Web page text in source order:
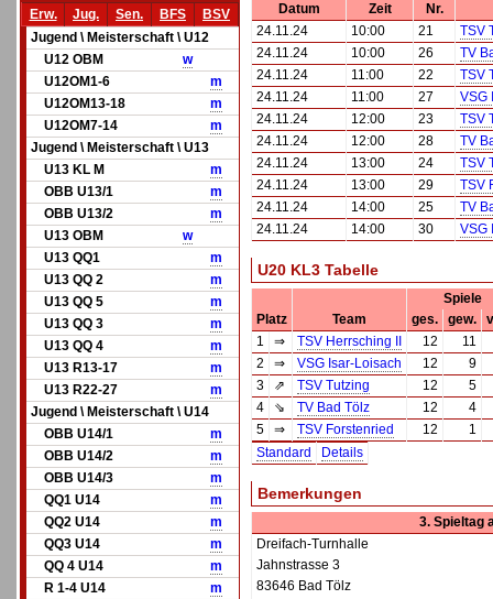
Erw.
Jug. Sen. BFS
BSV
Jugend \ Meisterschaft \ U12
U12 OBM
w
U12OM1-6
m
U12OM13-18
m
U12OM7-14
m
Jugend \ Meisterschaft \ U13
U13 KL M
m
OBB U13/1
m
OBB U13/2
m
U13 OBM
w
U13 QQ1
m
U13 QQ 2
m
U13 QQ 5
m
U13 QQ 3
m
U13 QQ 4
m
U13 R13-17
m
U13 R22-27
m
Jugend \ Meisterschaft \ U14
OBB U14/1
m
OBB U14/2
m
OBB U14/3
m
QQ1 U14
m
QQ2 U14
m
QQ3 U14
m
QQ 4 U14
m
R 1-4 U14
m
Datum Zeit
Nr.
24.11.24
10:00 21
TSV
24.11.24
10:00 26
TV
24.11.24
11:00 22
TSV
24.11.24
11:00 27
VSG
24.11.24
12:00 23
TSV
24.11.24
12:00 28
TV
24.11.24
13:00 24
TSV
24.11.24
13:00 29
TSV
24.11.24
14:00 25
TV
24.11.24
14:00 30 VSG
U20 KL3 Tabelle
Spiele
Platz
Team ges. gew.
1
⇒ TSV Herrsching II 12
11
2
⇒ VSG Isar-Loisach 12
9
3
⇗ TSV Tutzing 12
5
4
⇘ TV Bad Tölz 12
4
5
⇒ TSV Forstenried 12
1
Standard
Details
Bemerkungen
3. Spieltag
Dreifach-Turnhalle
Jahnstrasse 3
83646 Bad Tölz